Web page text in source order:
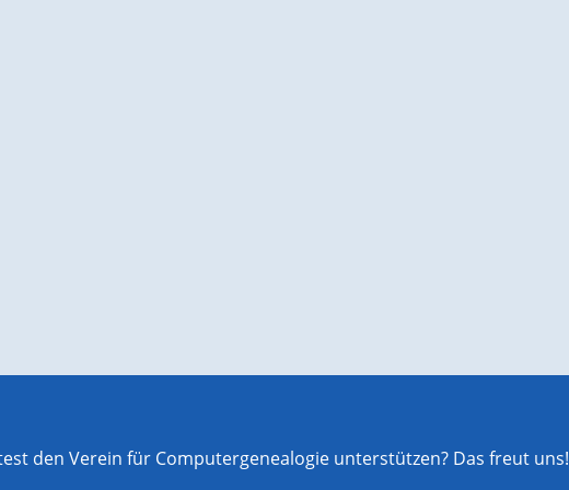
den Verein für Computergenealogie unterstützen? Das freut uns!